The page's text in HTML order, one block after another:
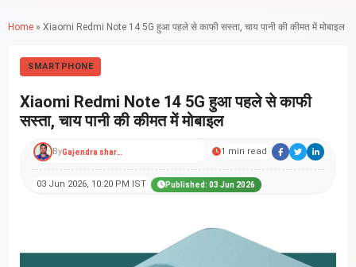
Home » Xiaomi Redmi Note 14 5G हुआ पहले से काफी सस्ता, चाय पानी की कीमत में मोबाइल
SMARTPHONE
Xiaomi Redmi Note 14 5G हुआ पहले से काफी
सस्ता, चाय पानी की कीमत में मोबाइल
By Gajendra sharma 1 min read
03 Jun 2026, 10:20 PM IST Published: 03 Jun 2026